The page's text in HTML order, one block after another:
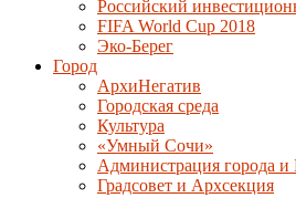
Российский
FIFA World Cup 2018
Эко-Берег
Город
АрхиНегатив
Городская среда
Культура
«Умный Сочи»
Администрация города
Градсовет и Архсекция